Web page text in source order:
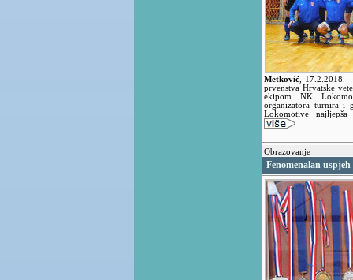
Metković 17.2.2018.-
prvenstva Hrvatske
ekipom NK
organizatora turnira i
Lokomotive
Obrazovanje
Fenomenalan